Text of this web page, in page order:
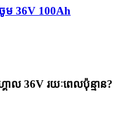
ម 36V 100Ah
គោល 36V រយៈពេលប៉ុន្មាន?